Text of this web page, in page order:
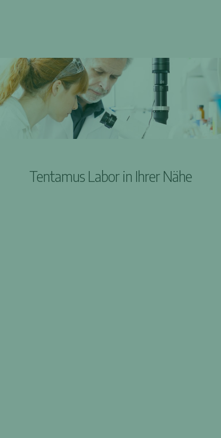
Tentamus Labor in Ihrer Nähe